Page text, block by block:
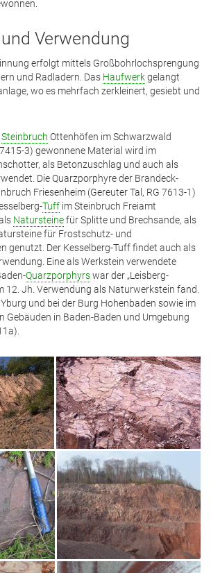
Verwendung
erfolgt mittels Großbohrlochsprengung
und Radladern. Das Haufwerkgelangt
wo es mehrfach zerkleinert, gesiebt und
Steinbruch Ottenhöfen im Schwarzwald
3) gewonnene Material wird im
als Betonzuschlag und auch als
Die Quarzporphyre der Brandeck-
Friesenheim (Gereuter Tal, RG 7613-1)
Tuff im Steinbruch Freiamt
Natursteinefür Splitte und Brechsande, als
für Frostschutz- und
genutzt. Der Kesselberg-Tuff findet auch als
Eine als Werkstein verwendete
Quarzporphyrswar der „Leisberg-
12. Jh. Verwendung als Naturwerkstein fand.
und bei der Burg Hohenbaden sowie im
Gebäuden in Baden-Baden und Umgebung